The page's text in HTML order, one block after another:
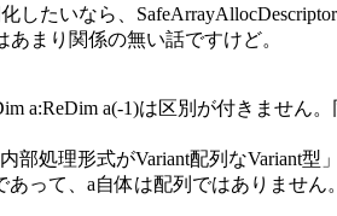
したいなら、SafeArrayAllocDescriptor
あまり関係の無い話ですけど。
a:ReDim a(-1)は区別が付きません。
部処理形式がVariant配列なVariant型
って、a自体は配列ではありません。